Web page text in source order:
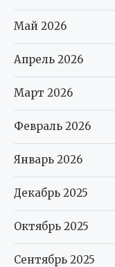
Май 2026
Апрель 2026
Март 2026
Февраль 2026
Январь 2026
Декабрь 2025
Октябрь 2025
Сентябрь 2025